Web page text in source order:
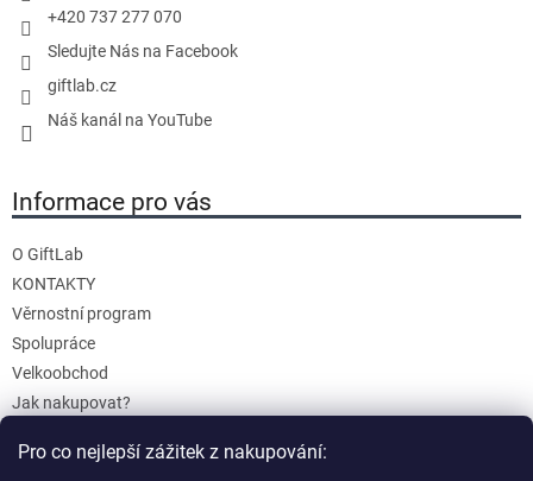
Pro co nejlepší zážitek z nakupování:
+420 737 277 070
Sledujte Nás na Facebook
giftlab.cz
Náš kanál na YouTube
Informace pro vás
O GiftLab
KONTAKTY
Věrnostní program
Spolupráce
Velkoobchod
Jak nakupovat?
Reklamace a Vrácení